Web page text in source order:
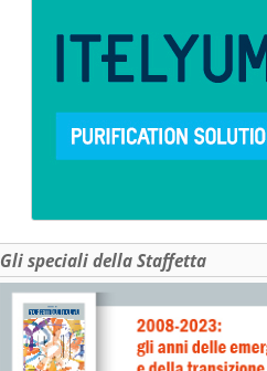
Gli speciali della Staffetta